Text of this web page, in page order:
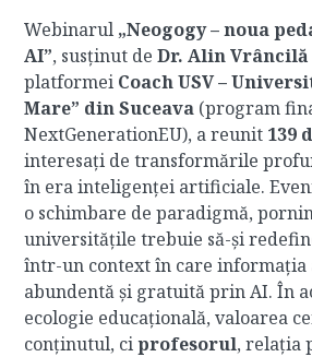
Webinarul „Neogogy – noua
AI”, susținut deDr. Alin Vrâncilă
platformei Coach USV –
Mare” din Suceava (program
NextGenerationEU), a reunit 139
interesați de transformările
în era inteligenței artificiale.
o schimbare de paradigmă,
universitățile trebuie să-și
într-un context în care informația
abundentă și gratuită prin AI. În
ecologie educațională, valoarea
conținutul, ciprofesorul, relația